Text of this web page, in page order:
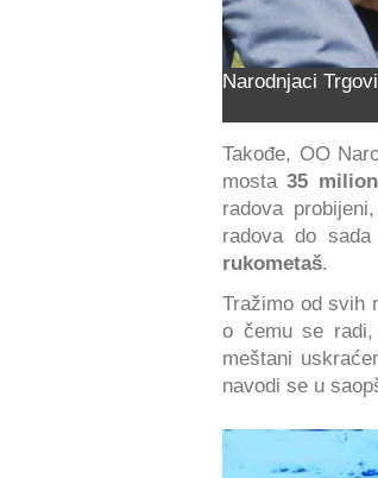
Narodnjaci
Takođe, OO
mosta35
radova
radova do
rukometaš.
Tražimo od svih
o čemu se
meštani
navodi se u